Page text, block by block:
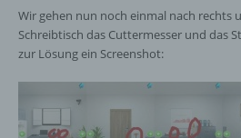
Wir gehen nun noch einmal nach rechts
Schreibtisch das Cuttermesser und das
zur Lösung ein Screenshot: